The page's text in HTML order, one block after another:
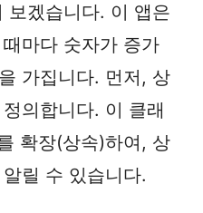
보겠습니다. 이 앱은
마다 숫자가 증가
가집니다. 먼저, 상
의합니다. 이 클래
확장(상속)하여, 상
릴 수 있습니다.